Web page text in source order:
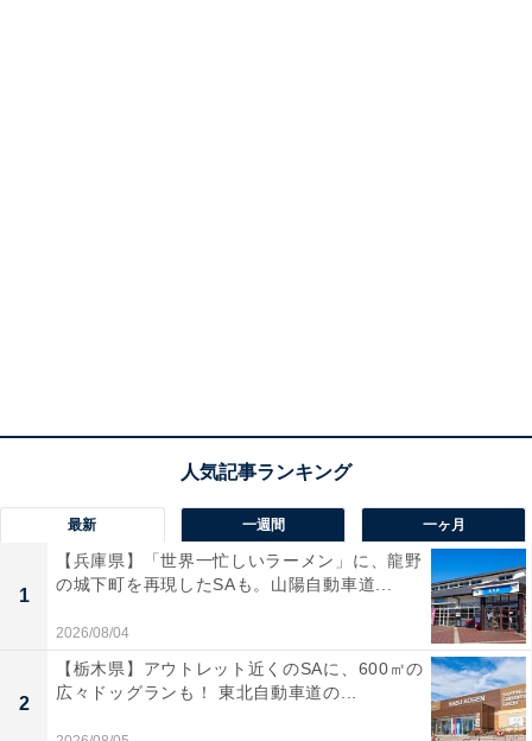
最新 一週間 一ヶ月
1
【兵庫県】「世界一忙しいラーメン」に、龍野
の城下町を再現したSAも。山陽自動車道...
2026/08/04
2
【栃木県】アウトレット近くのSAに、600㎡の
広々ドッグランも！ 東北自動車道の...